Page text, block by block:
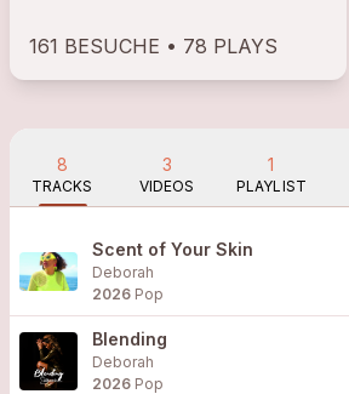
161 BESUCHE • 78 PLAYS
8
TRACKS
3
VIDEOS
1
PLAYLIST
Scent of Your Skin
Deborah
2026 Pop
Blending
Deborah
2026 Pop